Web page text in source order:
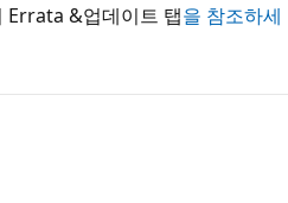
&업데이트 탭을 참조하세